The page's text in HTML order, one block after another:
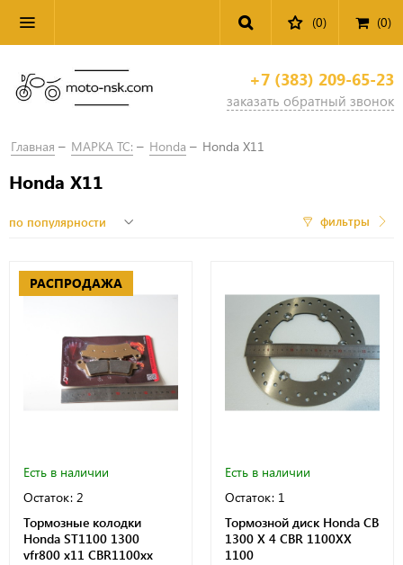
(0) (0)
+7 (383) 209-65-23
заказать обратный звонок
Главная МАРКА ТС: Honda Honda X11
Honda X11
фильтры
РАСПРОДАЖА
Есть в наличии
Остаток: 2
Тормозные колодки
Honda ST1100 1300
vfr800 x11 CBR1100xx
Есть в наличии
Остаток: 1
Тормозной диск Honda CB
1300 X 4 CBR 1100XX
1100